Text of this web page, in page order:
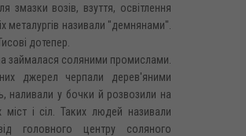
змазки возів, взуття, освітлення
металургів називали "демнянами".
дотепер.
займалася соляними промислами.
джерел черпали дерев'яними
наливали у бочки й розвозили на
і сіл. Таких людей називали
головного центру соляного